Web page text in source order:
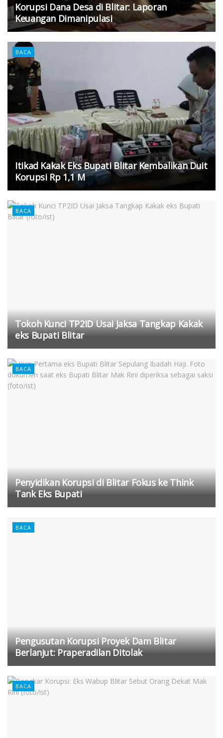
Korupsi Dana Desa di Blitar: Laporan
Keuangan Dimanipulasi
BACA
Itikad Kakak Eks Bupati Blitar Kembalikan Duit
Korupsi Rp 1,1 M
BACA
Tokoh Kunci TP2ID Usai Jaksa Tangkap Kakak
eks Bupati Blitar
BACA
Penyidikan Korupsi di Blitar Fokus ke Think
Tank Eks Bupati
BACA
Pengusutan Korupsi Proyek Dam Blitar
Berlanjut: Praperadilan Ditolak
BACA